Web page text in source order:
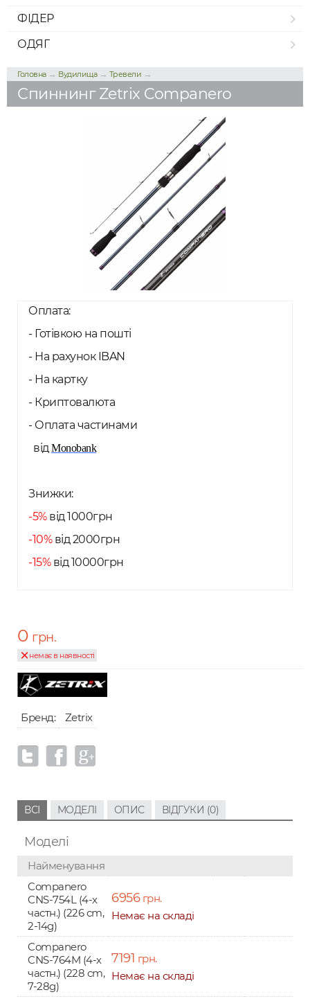
ФІДЕР
ОДЯГ
Головна→ Вудилища→ Тревели →
Спиннинг Zetrix Companero
Оплата:
- Готівкою на пошті
- На рахунок IBAN
- На картку
- Криптовалюта
- Оплата частинами
відMonobank
Знижки:
-5%від 1000грн
-10%від 2000грн
-15%від 10000грн
0 грн.
немає в наявності
Бренд: Zetrix
ВСІ МОДЕЛІ ОПИС ВІДГУКИ (0)
Моделі
Найменування
Companero
CNS-754L (4-х
частн.) (226 cm,
2-14g)
6956грн.
Немає на складі
Companero
CNS-764M (4-х
частн.) (228 cm,
7-28g)
7191 грн.
Немає на складі